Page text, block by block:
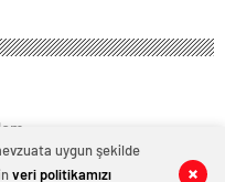
uygun şekilde
veri politikamızı